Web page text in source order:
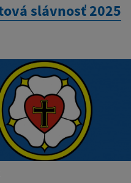
slávnosť 2025